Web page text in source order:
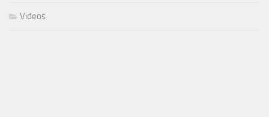
Videos